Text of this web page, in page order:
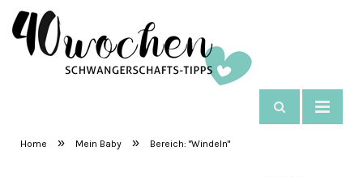
SchwangerschaftsTipps
Home » Mein Baby » Bereich: "Windeln"